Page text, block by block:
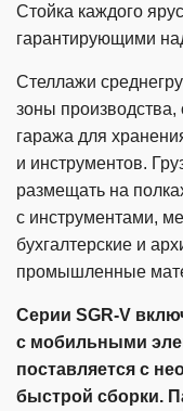
Стойка каждого
гарантирующими
Стеллажи
зоны
гаража для
и инструментов.
размещать на
с инструментами,
бухгалтерские и
промышленные
Серии SGR-V
с мобильными
поставляется с
быстрой сборки.